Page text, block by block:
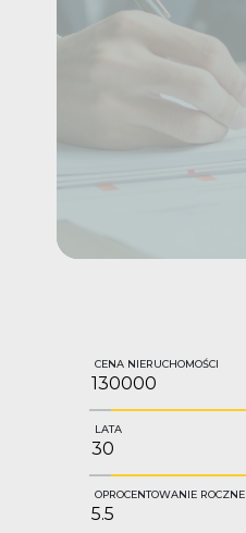
CENA NIERUCHOMOŚCI
LATA
OPROCENTOWANIE ROCZNE